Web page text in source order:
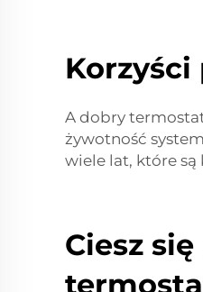
A dobry
żywotność
wiele lat, które są
Ciesz